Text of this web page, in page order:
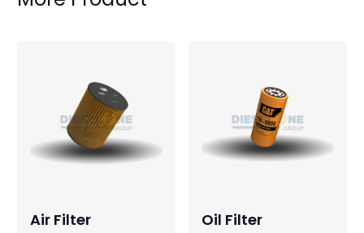
Air Filter Oil Filter